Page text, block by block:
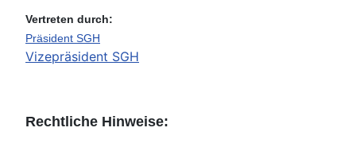
Vertreten durch:
Präsident SGH
Vizepräsident SGH
Rechtliche Hinweise: